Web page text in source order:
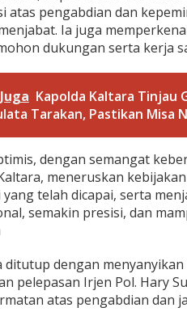
r
atas pengabdian dan
Ia juga
dukungan serta kerja
Kapolda Kaltara Tinjau
Tarakan, Pastikan Misa
dengan semangat
meneruskan
telah dicapai, serta
semakin presisi, dan
ditutup dengan
pelepasan Irjen Pol. Hary
atas pengabdian dan